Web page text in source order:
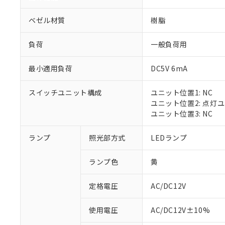
ベゼル材質 樹脂
負荷 一般負荷用
最小適用負荷 DC5V 6mA
スイッチユニット構成
ユニット位置1: NC
ユニット位置2: 点灯
ユニット位置3: NC
ランプ 照光部方式 LEDランプ
ランプ色 黄
定格電圧 AC/DC12V
使用電圧 AC/DC12V±10%
ご利用条件
※1 対応状況
調査・確認中：
非該当品：ライセ
仕入先様の事情に
があります。
※1 中国